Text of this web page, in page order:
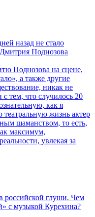
назад не стало
Поднозова
Поднозова на сцене,
а также другие
никак не
тем, что случилось 20
как я
жизнь актер
шаманством, то есть,
максимум,
увлекая за
российской глуши. Чем
с музыкой Курехина?